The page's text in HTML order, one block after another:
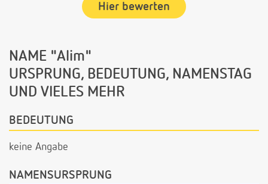
Hier bewerten
NAME "Alim"
URSPRUNG, BEDEUTUNG, NAMENSTAG
UND VIELES MEHR
BEDEUTUNG
keine Angabe
NAMENSURSPRUNG